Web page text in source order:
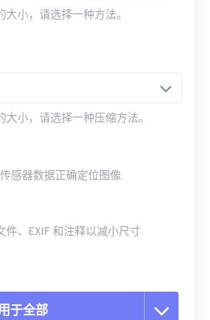
小，请选择一种方法。
小，请选择一种压缩方法。
感器数据正确定位图像
、EXIF 和注释以减小尺寸
于全部